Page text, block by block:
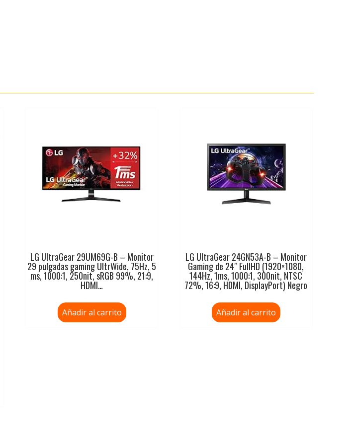
LG UltraGear 29UM69G-B – Monitor
29 pulgadas gaming UltrWide, 75Hz, 5
ms, 1000:1, 250nit, sRGB 99%, 21:9,
HDMI…
Añadir al carrito
LG UltraGear 24GN53A-B – Monitor
Gaming de 24″ FullHD (1920×1080,
144Hz, 1ms, 1000:1, 300nit, NTSC
72%, 16:9, HDMI, DisplayPort) Negro
Añadir al carrito